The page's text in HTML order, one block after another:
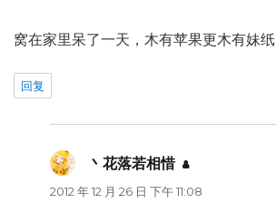
窝在家里呆了一天，木有苹果更木有妹纸
回复
丶花落若相惜 说
道：
2012 年 12 月 26 日 下午 11:08